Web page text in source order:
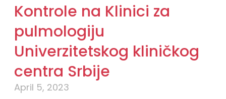
Kontrole na Klinici za
pulmologiju
Univerzitetskog kliničkog
centra Srbije
April 5, 2023